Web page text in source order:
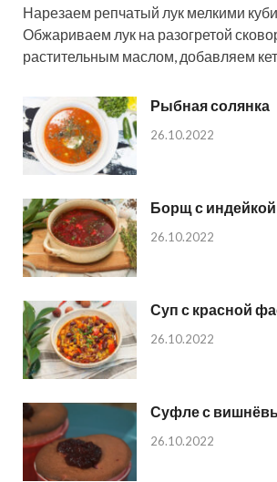
Нарезаем репчатый лук мелкими
Обжариваем лук на разогретой
растительным маслом, добавляем
Рыбная солянка
26.10.2022
Борщ с индейкой
26.10.2022
Суп с красной
26.10.2022
Суфле с
26.10.2022